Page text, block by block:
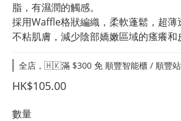
脂，有濕潤的觸感。
採用Waffle格狀編織，柔軟蓬鬆，超薄
不粘肌膚，減少陰部嬌嫩區域的瘙癢和
全店，🇭🇰滿 $300 免 順豐智能櫃 / 順豐
HK$105.00
數量